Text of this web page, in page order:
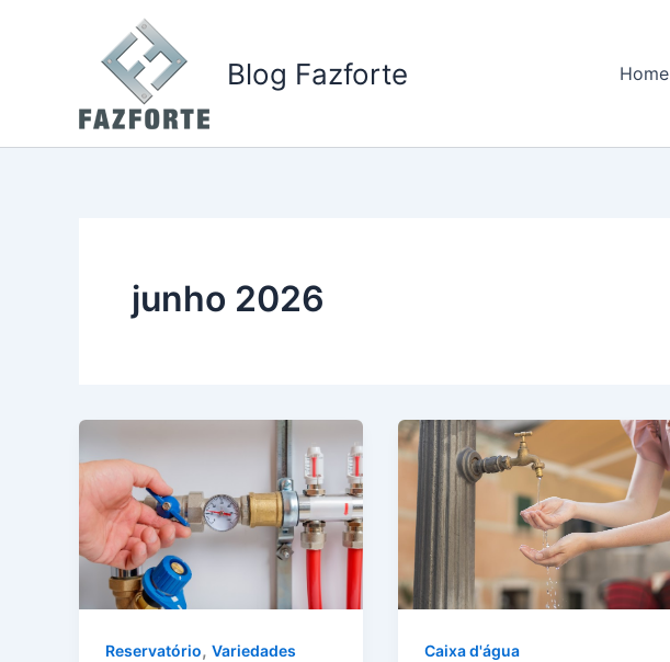
Blog Fazforte Home
junho 2026
Reservatório, Variedades Caixa d'água